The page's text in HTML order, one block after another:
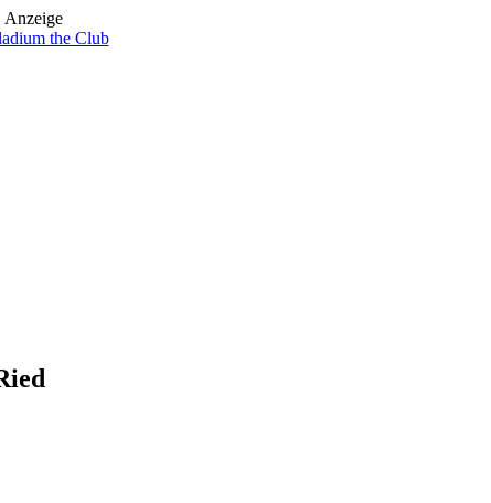
Anzeige